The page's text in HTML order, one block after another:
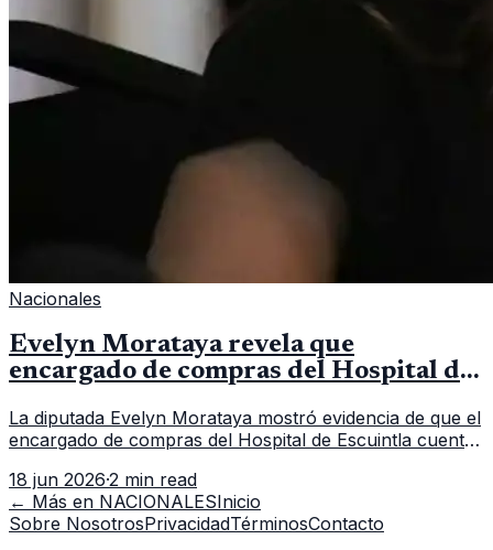
Nacionales
Evelyn Morataya revela que
encargado de compras del Hospital de
La diputada Evelyn Morataya mostró evidencia de que el
encargado de compras del Hospital de Escuintla cuenta
capacitación en la capital.
18 jun 2026·2 min read
← Más en NACIONALESInicio
Sobre NosotrosPrivacidadTérminosContacto